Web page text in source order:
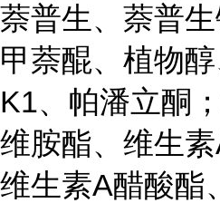
萘普生、萘普
甲萘醌、植物
K1、帕潘立酮
维胺酯、维生素
维生素A醋酸酯